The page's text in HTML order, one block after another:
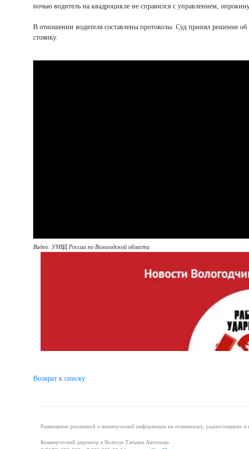
ночью водитель на квадроцикле не справился с управлением,
В отношении водителя составлены протоколы. Суд принял решение
стоянку.
Видео: УМВД России по Вологодской области
Возврат к списку
Размещение рекламной и коммерческой информации на телеканалах, радиостанциях и
Коммерческий директор в Вологде Татьяна Антонова